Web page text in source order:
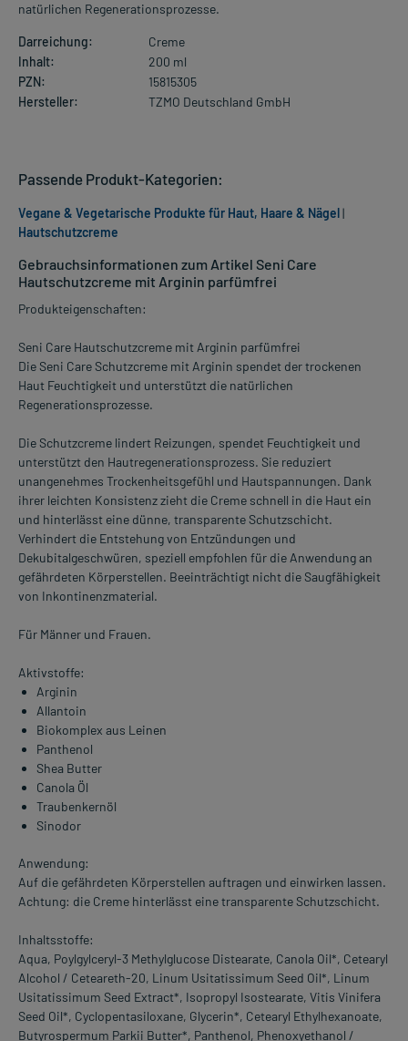
natürlichen Regenerationsprozesse.
Darreichung:
Creme
Inhalt:
200 ml
PZN:
15815305
Hersteller:
TZMO Deutschland GmbH
Gebrauchsinformationen zum Artikel Seni Care
Hautschutzcreme mit Arginin parfümfrei
Produkteigenschaften:
Seni Care Hautschutzcreme mit Arginin parfümfrei
Die Seni Care Schutzcreme mit Arginin spendet der trockenen
Haut Feuchtigkeit und unterstützt die natürlichen
Regenerationsprozesse.
Die Schutzcreme lindert Reizungen, spendet Feuchtigkeit und
unterstützt den Hautregenerationsprozess. Sie reduziert
unangenehmes Trockenheitsgefühl und Hautspannungen. Dank
ihrer leichten Konsistenz zieht die Creme schnell in die Haut ein
und hinterlässt eine dünne, transparente Schutzschicht.
Verhindert die Entstehung von Entzündungen und
Dekubitalgeschwüren, speziell empfohlen für die Anwendung an
gefährdeten Körperstellen. Beeinträchtigt nicht die Saugfähigkeit
von Inkontinenzmaterial.
Für Männer und Frauen.
Aktivstoffe:
Arginin
Allantoin
Biokomplex aus Leinen
Panthenol
Shea Butter
Canola Öl
Traubenkernöl
Sinodor
Anwendung:
Auf die gefährdeten Körperstellen auftragen und einwirken lassen.
Achtung: die Creme hinterlässt eine transparente Schutzschicht.
Inhaltsstoffe:
Aqua, Poylgylceryl-3 Methylglucose Distearate, Canola Oil*, Cetearyl
Alcohol / Ceteareth-20, Linum Usitatissimum Seed Oil*, Linum
Usitatissimum Seed Extract*, Isopropyl Isostearate, Vitis Vinifera
Seed Oil*, Cyclopentasiloxane, Glycerin*, Cetearyl Ethylhexanoate,
Butyrospermum Parkii Butter*, Panthenol, Phenoxyethanol /
Passende Produkt-Kategorien:
Vegane & Vegetarische Produkte für Haut, Haare & Nägel|
Hautschutzcreme